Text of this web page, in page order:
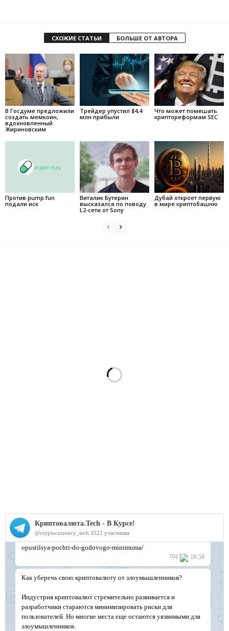
СХОЖИЕ СТАТЬИ БОЛЬШЕ ОТ АВТОРА
В Госдуме предложили
создать мемкоин,
вдохновленный
Жириновским
Трейдер упустил $4,4
млн прибыли
Что может помешать
криптореформам SEC
Против pump.fun
подали иск
Виталик Бутерин
высказался по поводу
L2-сети от Sony
Дубай откроет первую
в мире криптобашню